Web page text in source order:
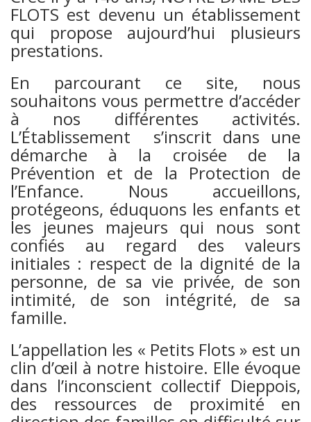
FLOTS est devenu un établissement
qui propose aujourd’hui plusieurs
prestations.
En parcourant ce site, nous
souhaitons vous permettre d’accéder
à nos différentes activités.
L’Établissement s’inscrit dans une
démarche à la croisée de la
Prévention et de la Protection de
l’Enfance. Nous accueillons,
protégeons, éduquons les enfants et
les jeunes majeurs qui nous sont
confiés au regard des valeurs
initiales : respect de la dignité de la
personne, de sa vie privée, de son
intimité, de son intégrité, de sa
famille.
L’appellation les « Petits Flots » est un
clin d’œil à notre histoire. Elle évoque
dans l’inconscient collectif Dieppois,
des ressources de proximité en